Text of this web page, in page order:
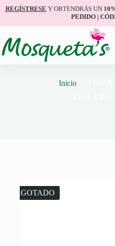
REGÍSTRESE Y OBTENDRÁS UN
PEDIDO |
Inicio
AGOTADO